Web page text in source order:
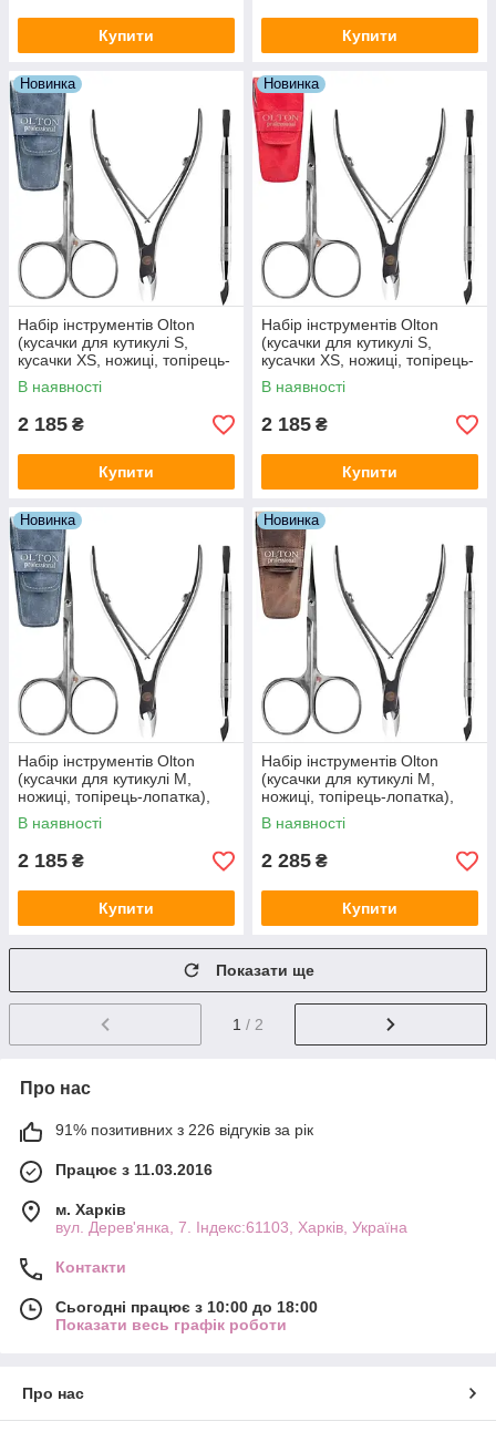
Купити Купити
Новинка
Набір інструментів Olton
(кусачки для кутикулі S,
кусачки XS, ножиці, топірець-
лопатка), синій
В наявності
2 185 ₴
Купити
Новинка
Набір інструментів Olton
(кусачки для кутикулі S,
кусачки XS, ножиці, топірець-
лопатка), червоний
В наявності
2 185 ₴
Купити
Новинка
Набір інструментів Olton
(кусачки для кутикулі М,
ножиці, топірець-лопатка),
синій
В наявності
2 185 ₴
Купити
Новинка
Набір інструментів Olton
(кусачки для кутикулі М,
ножиці, топірець-лопатка),
коричневий
В наявності
2 285 ₴
Купити
Показати ще
1 / 2
Про нас
91% позитивних з 226 відгуків за рік
Працює з 11.03.2016
м. Харків
вул. Дерев'янка, 7. Індекс:61103, Харків, Україна
Контакти
Сьогодні працює з 10:00 до 18:00
Показати весь графік роботи
Про нас